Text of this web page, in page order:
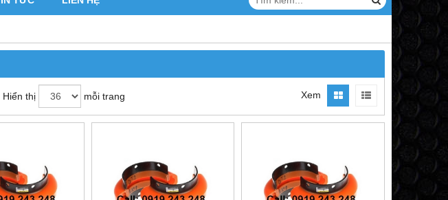
Hiển thị mỗi trang Xem